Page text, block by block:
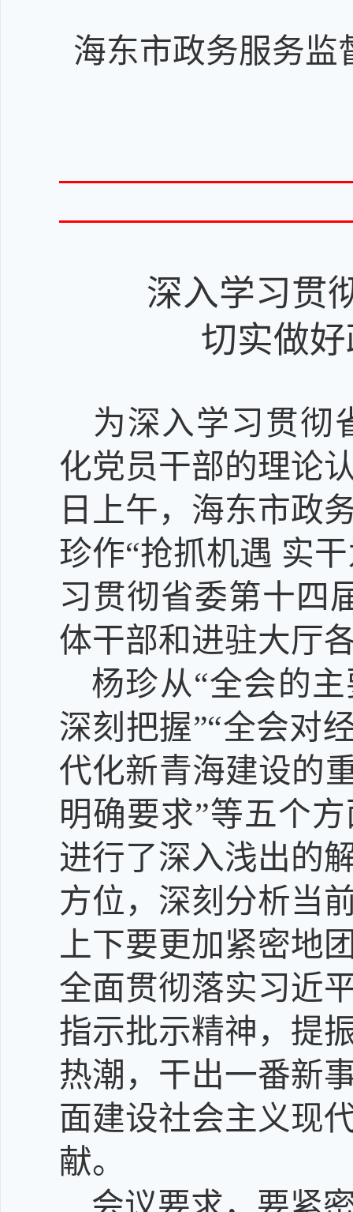
海东市政务服务
深入学习贯
切实做
为深入学习贯彻
化党员干部的理论
日上午，海东市政
珍作“抢抓机遇 实
习贯彻省委第十四
体干部和进驻大厅
杨珍从“全会的
深刻把握”“全会对
代化新青海建设的
明确要求”等五个
进行了深入浅出的
方位，深刻分析当
上下要更加紧密地
全面贯彻落实习近
指示批示精神，提
热潮，干出一番新
面建设社会主义现
献。